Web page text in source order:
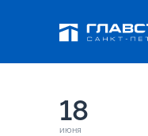
18
июня